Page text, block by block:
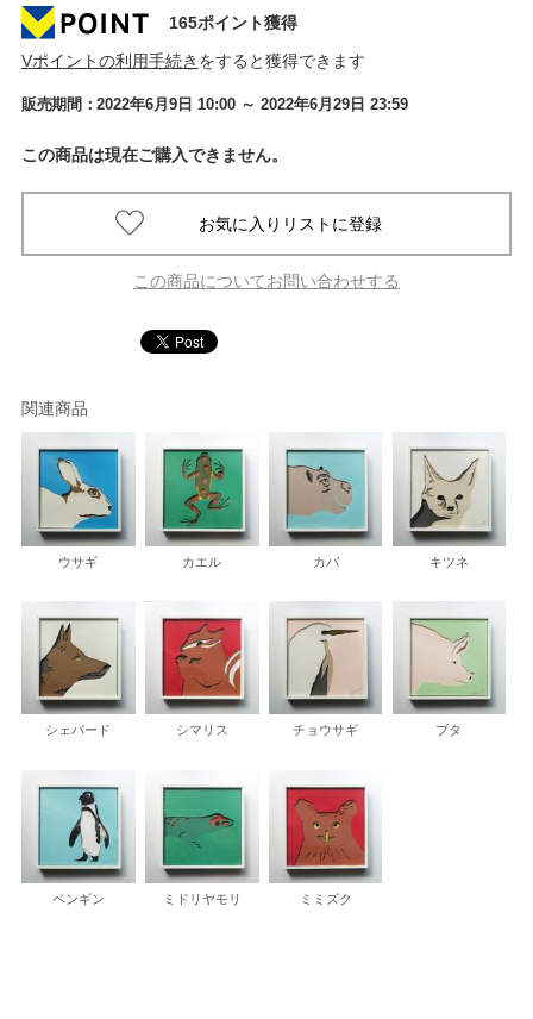
165ポイント獲得
Vポイントの利用手続き をすると獲得できます
販売期間：2022年6月9日 10:00 ～ 2022年6月29日 23:59
この商品は現在ご購入できません。
この商品についてお問い合わせする
関連商品
ウサギ カエル カバ キツネ
シェパード シマリス チョウサギ ブタ
ペンギン ミドリヤモリ ミミズク